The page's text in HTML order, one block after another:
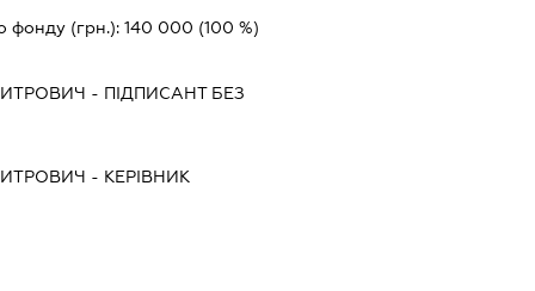
фонду (грн.): 140 000 (100 %)
- ПІДПИСАНТБЕЗ
- КЕРІВНИК